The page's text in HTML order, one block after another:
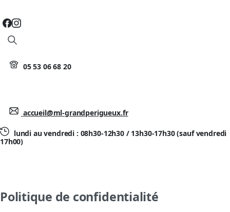
Search
05 53 06 68 20
accueil@ml-grandperigueux.fr
lundi au vendredi : 08h30-12h30 / 13h30-17h30 (sauf vendredi
17h00)
Politique de confidentialité